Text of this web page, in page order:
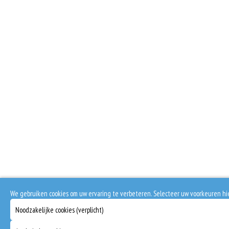
We gebruiken cookies om uw ervaring te verbeteren. Selecteer uw voorkeuren
Noodzakelijke cookies (verplicht)